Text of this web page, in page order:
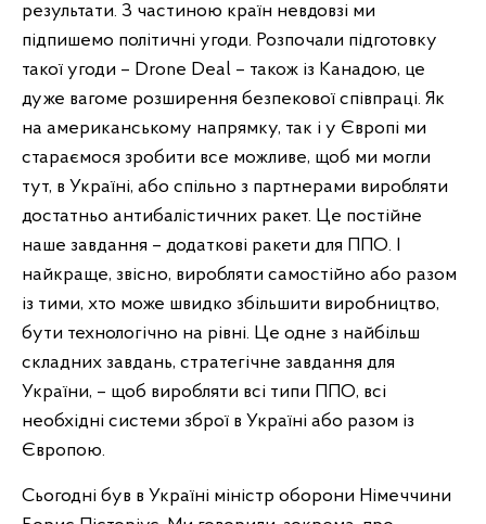
результати. З частиною країн невдовзі ми
підпишемо політичні угоди. Розпочали підготовку
такої угоди – Drone Deal – також із Канадою, це
дуже вагоме розширення безпекової співпраці. Як
на американському напрямку, так і у Європі ми
стараємося зробити все можливе, щоб ми могли
тут, в Україні, або спільно з партнерами виробляти
достатньо антибалістичних ракет. Це постійне
наше завдання – додаткові ракети для ППО. І
найкраще, звісно, виробляти самостійно або разом
із тими, хто може швидко збільшити виробництво,
бути технологічно на рівні. Це одне з найбільш
складних завдань, стратегічне завдання для
України, – щоб виробляти всі типи ППО, всі
необхідні системи зброї в Україні або разом із
Європою.
Сьогодні був в Україні міністр оборони Німеччини